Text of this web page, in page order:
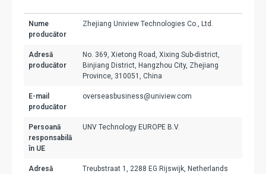
Nume
producător
Zhejiang Uniview Technologies Co., Ltd.
Adresă
producător
No. 369, Xietong Road, Xixing Sub-district,
Binjiang District, Hangzhou City, Zhejiang
Province, 310051, China
E-mail
producător
overseasbusiness@uniview.com
Persoană
responsabilă
în UE
UNV Technology EUROPE B.V.
Adresă
Treubstraat 1, 2288 EG Rijswijk, Netherlands